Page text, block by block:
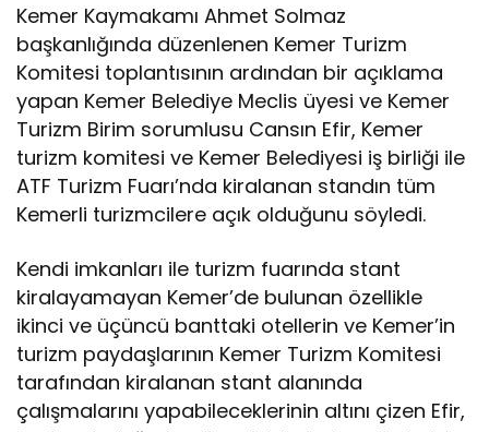
Kemer Kaymakamı Ahmet Solmaz
başkanlığında düzenlenen Kemer Turizm
Komitesi toplantısının ardından bir açıklama
yapan Kemer Belediye Meclis üyesi ve Kemer
Turizm Birim sorumlusu Cansın Efir, Kemer
turizm komitesi ve Kemer Belediyesi iş birliği ile
ATF Turizm Fuarı’nda kiralanan standın tüm
Kemerli turizmcilere açık olduğunu söyledi.
Kendi imkanları ile turizm fuarında stant
kiralayamayan Kemer’de bulunan özellikle
ikinci ve üçüncü banttaki otellerin ve Kemer’in
turizm paydaşlarının Kemer Turizm Komitesi
tarafından kiralanan stant alanında
çalışmalarını yapabileceklerinin altını çizen Efir,